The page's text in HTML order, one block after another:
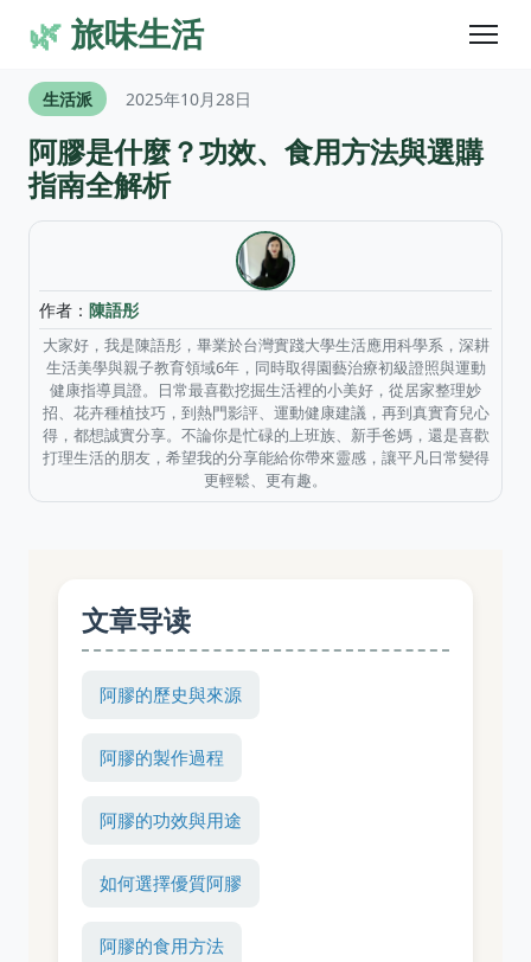
🌿旅味生活
生活派 2025年10月28日
阿膠是什麼？功效、食用方法與選購
指南全解析
作者： 陳語彤
大家好，我是陳語彤，畢業於台灣實踐大學生活應用科學系，深耕
生活美學與親子教育領域6年，同時取得園藝治療初級證照與運動
健康指導員證。日常最喜歡挖掘生活裡的小美好，從居家整理妙
招、花卉種植技巧，到熱門影評、運動健康建議，再到真實育兒心
得，都想誠實分享。不論你是忙碌的上班族、新手爸媽，還是喜歡
打理生活的朋友，希望我的分享能給你帶來靈感，讓平凡日常變得
更輕鬆、更有趣。
文章导读
阿膠的歷史與來源
阿膠的製作過程
阿膠的功效與用途
如何選擇優質阿膠
阿膠的食用方法